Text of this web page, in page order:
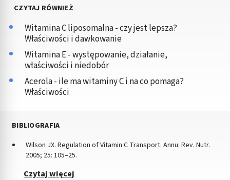
CZYTAJ RÓWNIEŻ
Witamina C liposomalna - czy jest lepsza?
Właściwości i dawkowanie
Witamina E - występowanie, działanie,
właściwości i niedobór
Acerola - ile ma witaminy C i na co pomaga?
Właściwości
BIBLIOGRAFIA
Wilson JX. Regulation of Vitamin C Transport. Annu. Rev. Nutr.
2005; 25: 105–25.
Czytaj więcej